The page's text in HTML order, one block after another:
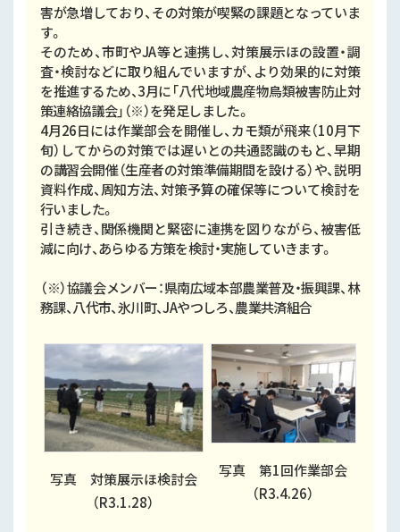
写真 対策展示ほ検討会
（R3.1.28）
写真 第1回作業部会
（R3.4.26）
害が急増しており、その対策が喫緊の課題となっていま
す。
そのため、市町やJA等と連携し、対策展示ほの設置・調
査・検討などに取り組んでいますが、より効果的に対策
を推進するため、3月に「八代地域農産物鳥類被害防止対
策連絡協議会」（※）を発足しました。
4月26日には作業部会を開催し、カモ類が飛来（10月下
旬）してからの対策では遅いとの共通認識のもと、早期
の講習会開催（生産者の対策準備期間を設ける）や、説明
資料作成、周知方法、対策予算の確保等について検討を
行いました。
引き続き、関係機関と緊密に連携を図りながら、被害低
減に向け、あらゆる方策を検討・実施していきます。
（※）協議会メンバー：県南広域本部農業普及・振興課、林
務課、八代市、氷川町、JAやつしろ、農業共済組合